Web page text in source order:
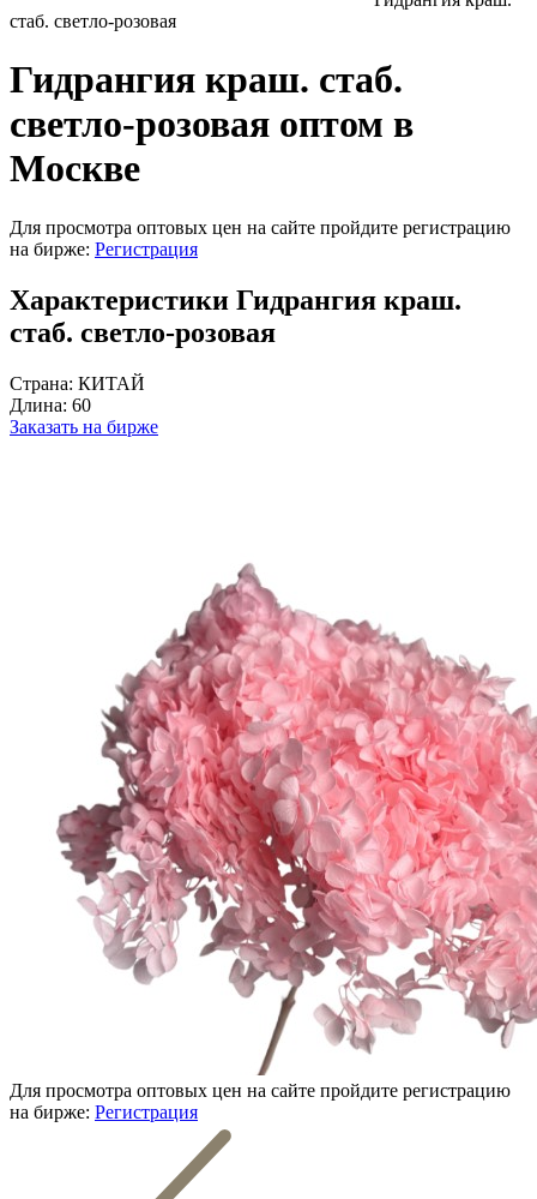
стаб. светло-розовая
Гидрангия краш. стаб.
светло-розовая оптом в
Москве
Для просмотра оптовых цен на сайте пройдите регистрацию
на бирже: Регистрация
Характеристики Гидрангия краш.
стаб. светло-розовая
Страна: КИТАЙ
Длина: 60
Заказать на бирже
Для просмотра оптовых цен на сайте пройдите регистрацию
на бирже: Регистрация